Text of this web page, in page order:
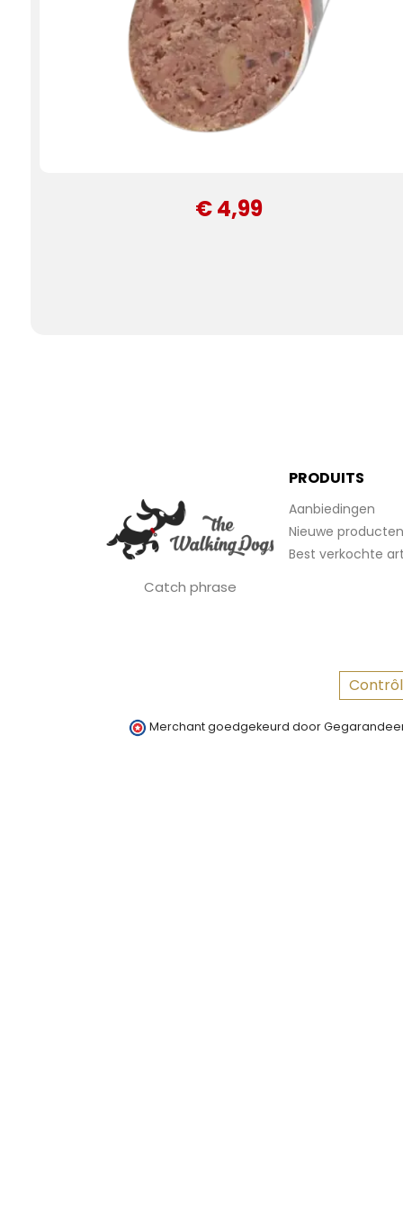
€ 4,99
Catch phrase
PRODUITS
Aanbiedingen
Nieuwe producten
Best verkochte
Merchant goedgekeurd door